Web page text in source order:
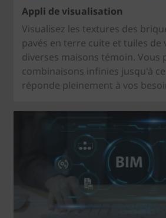
Appli de visualisation
Visualisez les textures des
pavés en terre cuite et tuiles de
diverses maisons témoin. Vous
combinaisons infinies jusqu'à
réponde pleinement à vos